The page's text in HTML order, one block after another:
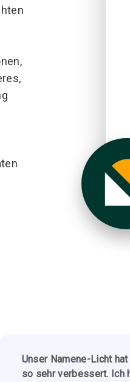
Unser Namene-Licht
so sehr verbessert. Ich